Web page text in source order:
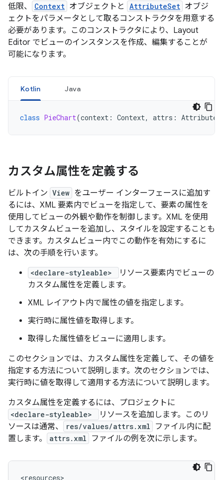
低限、
Context オブジェクトと AttributeSet オブジ
ェクトをパラメータとして取るコンストラクタを用意する
必要があります。このコンストラクタにより、Layout
Editor でビューのインスタンスを作成、編集することが
可能になります。
Kotlin Java
class PieChart(context : Context, attrs :
カスタム属性を定義する
ビルトイン View をユーザー インターフェースに追加す
るには、XML 要素内でビューを指定して、要素の属性を
使用してビューの外観や動作を制御します。XML を使用
してカスタムビューを追加し、スタイルを設定することも
できます。カスタムビュー内でこの動作を有効にするに
は、次の手順を行います。
<declare-styleable>
リソース要素内でビューの
カスタム属性を定義します。
XML レイアウト内で属性の値を指定します。
実行時に属性値を取得します。
取得した属性値をビューに適用します。
このセクションでは、カスタム属性を定義して、その値を
指定する方法について説明します。次のセクションでは、
実行時に値を取得して適用する方法について説明します。
カスタム属性を定義するには、プロジェクトに
<declare-styleable>
リソースを追加します。このリ
ソースは通常、
res/values/attrs.xml
ファイル内に配
置します。
attrs.xml ファイルの例を次に示します。